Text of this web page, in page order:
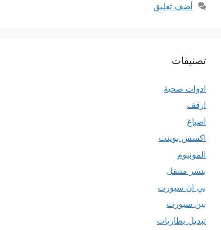
أضف تعليق
تصنيفات
ادوات صحية
ارفف
اصباغ
اكسس بوينت
المونيوم
بنشر متنقل
بي ان سبورت
بين سبورت
تبديل بطاريات